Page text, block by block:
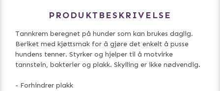
PRODUKTBESKRIVELSE
Tannkrem beregnet på hunder som kan brukes daglig.
Beriket med kjøttsmak for å gjøre det enkelt å pusse
hundens tenner. Styrker og hjelper til å motvirke
tannstein, bakterier og plakk. Skylling er ikke nødvendig.
- Forhindrer plakk